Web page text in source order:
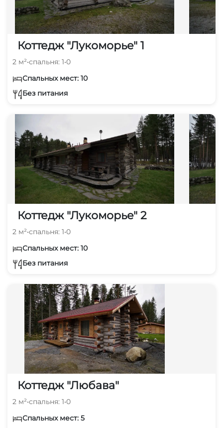
Коттедж "Лукоморье" 1
2 м²•спальня: 1•0
Спальных мест: 10
Без питания
Коттедж "Лукоморье" 2
2 м²•спальня: 1•0
Спальных мест: 10
Без питания
Коттедж "Любава"
2 м²•спальня: 1•0
Спальных мест: 5